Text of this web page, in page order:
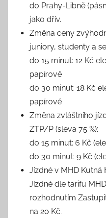
do Prahy-Libně
jako dřív.
Změna ceny
juniory, studenty a
do 15 minut: 12 Kč
papírově
do 30 minut: 18 Kč
papírově
Změna zvláštního
ZTP/P (sleva 75 %):
do 15 minut: 6 Kč
do 30 minut: 9 Kč
Jízdné v MHD Kutná
Jízdné dle tarifu
rozhodnutím
na 20 Kč.